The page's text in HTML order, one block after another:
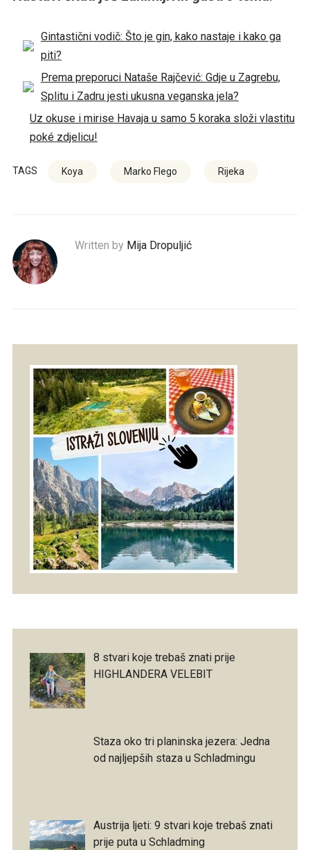
Gintastični vodič: Što je gin, kako nastaje i kako ga
piti?
Prema preporuci Nataše Rajčević: Gdje u Zagrebu,
Splitu i Zadru jesti ukusna veganska jela?
Uz okuse i mirise Havaja u samo 5 koraka složi vlastitu
poké zdjelicu!
TAGS Koya Marko Flego Rijeka
Written by Mija Dropuljić
8 stvari koje trebaš znati prije
HIGHLANDERA VELEBIT
Staza oko tri planinska jezera: Jedna
od najljepših staza u Schladmingu
Austrija ljeti: 9 stvari koje trebaš znati
prije puta u Schladming